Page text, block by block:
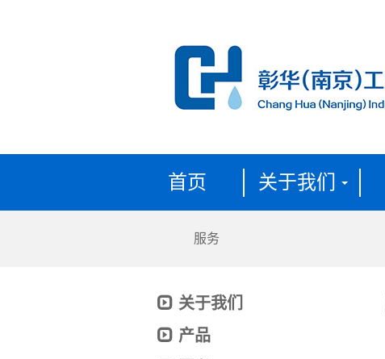
首页 关于我们
服务
关于我们
产品